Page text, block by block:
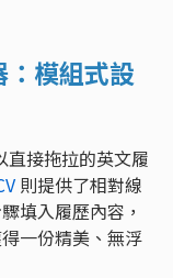
模組式設
直接拖拉的英文履
則提供了相對線
填入履歷內容，
一份精美、無浮